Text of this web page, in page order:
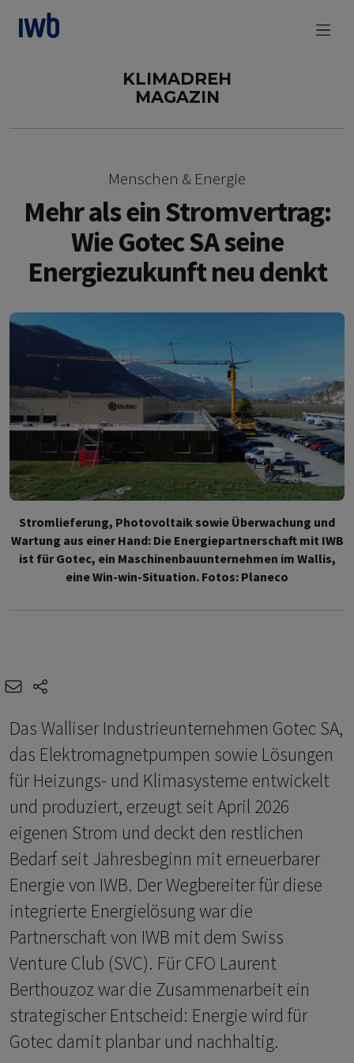
zum Main Content
KLIMADREH
MAGAZIN
Menschen & Energie
Mehr als ein Stromvertrag:
Wie Gotec SA seine
Energiezukunft neu denkt
Stromlieferung, Photovoltaik sowie Überwachung und
Wartung aus einer Hand: Die Energiepartnerschaft mit IWB
ist für Gotec, ein Maschinenbauunternehmen im Wallis,
eine Win-win-Situation. Fotos: Planeco
e-mail
Das Walliser Industrieunternehmen Gotec SA,
das Elektromagnetpumpen sowie Lösungen
für Heizungs- und Klimasysteme entwickelt
und produziert, erzeugt seit April 2026
eigenen Strom und deckt den restlichen
Bedarf seit Jahresbeginn mit erneuerbarer
Energie von IWB. Der Wegbereiter für diese
integrierte Energielösung war die
Partnerschaft von IWB mit dem Swiss
Venture Club (SVC). Für CFO Laurent
Berthouzoz war die Zusammenarbeit ein
strategischer Entscheid: Energie wird für
Gotec damit planbar und nachhaltig.